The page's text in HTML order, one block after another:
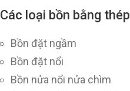
Các loại bồn bằng thép
Bồn đặt ngầm
Bồn đặt nổi
Bồn nửa nổi nửa chìm